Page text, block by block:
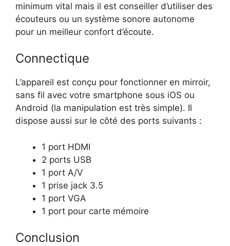
minimum vital mais il est conseiller d’utiliser des
écouteurs ou un système sonore autonome
pour un meilleur confort d’écoute.
Connectique
L’appareil est conçu pour fonctionner en mirroir,
sans fil avec votre smartphone sous iOS ou
Android (la manipulation est très simple). Il
dispose aussi sur le côté des ports suivants :
1 port HDMI
2 ports USB
1 port A/V
1 prise jack 3.5
1 port VGA
1 port pour carte mémoire
Conclusion